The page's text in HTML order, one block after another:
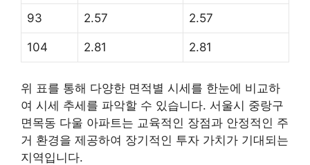
93 2.57 2.57
104 2.81 2.81
위 표를 통해 다양한 면적별 시세를 한눈에 비교하
여 시세 추세를 파악할 수 있습니다. 서울시 중랑구
면목동 다울 아파트는 교육적인 장점과 안정적인 주
거 환경을 제공하여 장기적인 투자 가치가 기대되는
지역입니다.